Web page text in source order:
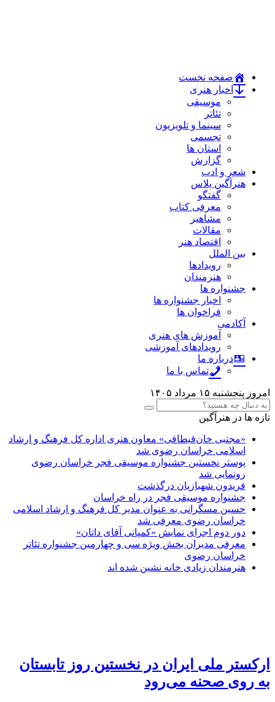
صفحه نخست
اخبار هنری
موسیقی
تئاتر
سینما و تلویزیون
تجسمی
استان ها
گزارش
شعر و ادب
هنرآگین پلاس
گفتگو
معرفی کتاب
مشاهیر
مقالات
اقتصاد هنر
بین الملل
رویدادها
هنرمندان
جشنواره ها
اخبار جشنواره ها
فراخوان ها
آکادمی
آموزش های هنری
رویدادهای آموزشی
درباره ما
تماس با ما
امروز پنجشنبه ۱۵ مرداد ۱۴۰۵
تازه ها در هنرآگین
«مجتبی خان‌قیطاقی» معاون هنری اداره کل فرهنگ و ارشاد
اسلامی خراسان رضوی شد
پوستر نخستین جشنواره موسیقی فجر خراسان رضوی
رونمایی شد
فریدون شهبازیان درگذشت
جشنواره موسیقی فجر در راه خراسان
حسین مسگرانی به عنوان مدیر کل فرهنگ و ارشاد اسلامی
خراسان رضوی معرفی شد
دور دوم اجرای نمایش «کمپانی آقای داتان»
معرفی مدیران بخش ویژه سی و چهارمین جشنواره تئاتر
خراسان رضوی
هنرمندان زیادی خانه نشین شده اند
ارکستر ملی ایران در نخستین روز تابستان
به روی صحنه می‌رود